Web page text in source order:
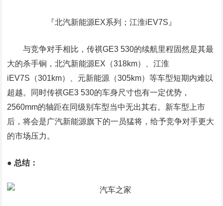
『北汽新能源EX系列；江淮iEV7S』
与竞争对手相比，传祺GE3 530的续航里程固然是其最
大的杀手锏，北汽新能源EX（318km）、江淮
iEV7S（301km）、元新能源（305km）等车型短期内难以
超越。同时传祺GE3 530的车身尺寸也有一定优势，
2560mm的轴距在同级别车型当中无出其右。新车型上市
后，将会是广汽新能源旗下的一员猛将，给予竞争对手更大
的市场压力。
● 总结：